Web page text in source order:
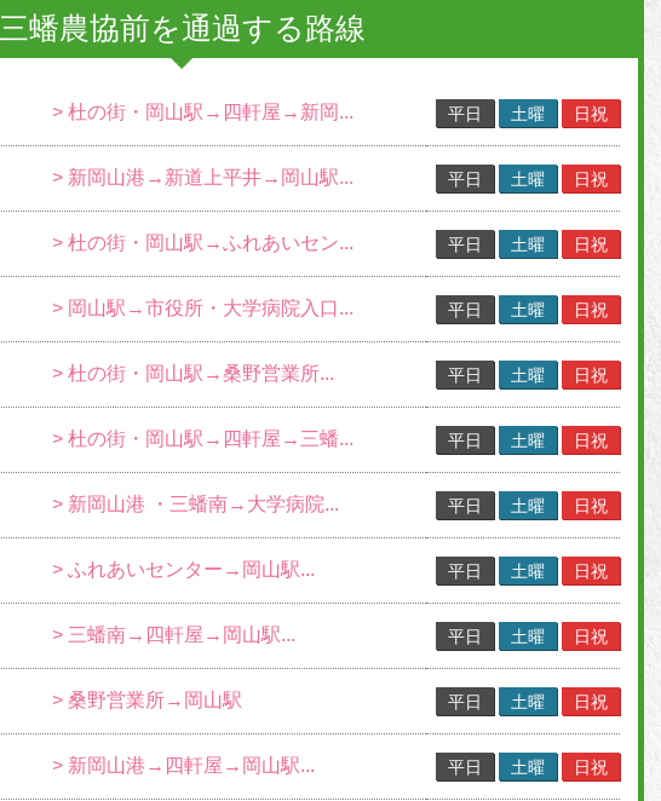
三蟠農協前を通過する路線
> 杜の街・岡山駅→四軒屋→新岡... 平日 土曜 日祝
> 新岡山港→新道上平井→岡山駅... 平日 土曜 日祝
> 杜の街・岡山駅→ふれあいセン... 平日 土曜 日祝
> 岡山駅→市役所・大学病院入口... 平日 土曜 日祝
> 杜の街・岡山駅→桑野営業所... 平日 土曜 日祝
> 杜の街・岡山駅→四軒屋→三蟠... 平日 土曜 日祝
> 新岡山港 ・三蟠南→大学病院... 平日 土曜 日祝
> ふれあいセンター→岡山駅... 平日 土曜 日祝
> 三蟠南→四軒屋→岡山駅... 平日 土曜 日祝
> 桑野営業所→岡山駅 平日 土曜 日祝
> 新岡山港→四軒屋→岡山駅... 平日 土曜 日祝